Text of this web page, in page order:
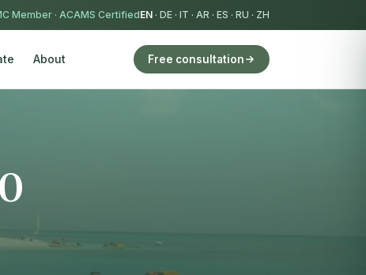
Member · ACAMS CertifiedEN · DE · IT · AR · ES · RU · ZH
About Free consultation